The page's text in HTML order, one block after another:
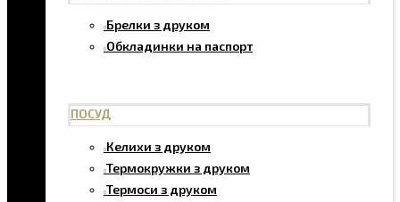
Брелки з друком
Обкладинки на паспорт
ПОСУД
Келихи з друком
Термокружки з друком
Термоси з друком